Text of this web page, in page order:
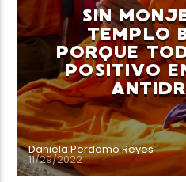
Neiva Estereo
SIN
TEMPLO
PORQUE
POSITIVO
Daniela Perdomo Reyes
11/29/2022